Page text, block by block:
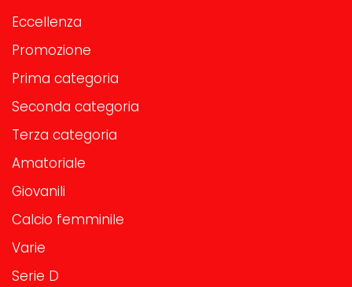
Eccellenza
Promozione
Prima categoria
Seconda categoria
Terza categoria
Amatoriale
Giovanili
Calcio femminile
Varie
Serie D